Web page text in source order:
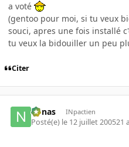
a voté
(gentoo pour moi, si tu veux
souci, apres une fois installé
tu veux la bidouiller un peu
Citer
nonas INpactien
Posté(e) le 12 juillet 200521 a